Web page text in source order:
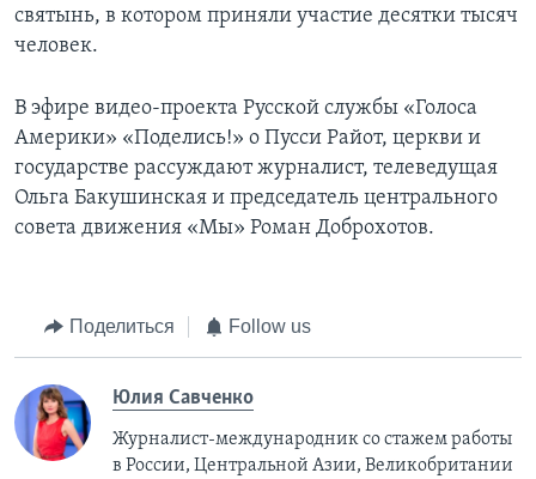
святынь, в котором приняли участие десятки тысяч
человек.
В эфире видео-проекта Русской службы «Голоса
Америки» «Поделись!» о Пусси Райот, церкви и
государстве рассуждают журналист, телеведущая
Ольга Бакушинская и председатель центрального
совета движения «Мы» Роман Доброхотов.
Поделиться Follow us
Юлия Савченко
Журналист-международник cо стажем работы
в России, Центральной Азии, Великобритании